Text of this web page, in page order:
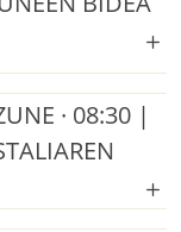
· 08:30 |